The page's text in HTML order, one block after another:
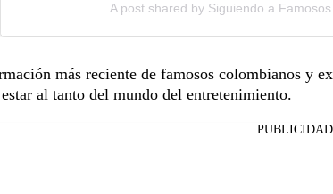
A post shared by Siguiendo a
más reciente de famosos colombianos y
al tanto del mundo del entretenimiento.
PUBLICIDAD